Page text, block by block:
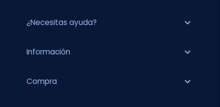
¿Necesitas ayuda? expand_more
Información expand_more
Compra expand_more